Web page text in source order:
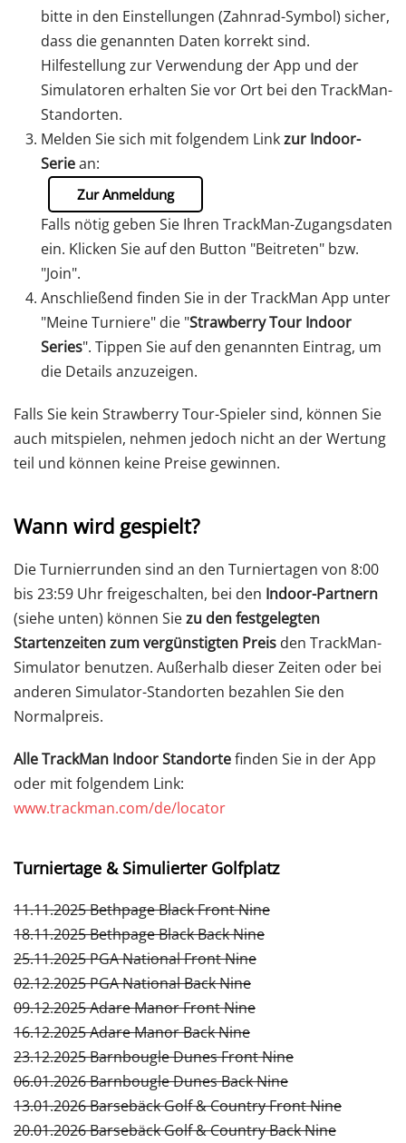
bitte in den Einstellungen (Zahnrad-Symbol) sicher,
dass die genannten Daten korrekt sind.
Hilfestellung zur Verwendung der App und der
Simulatoren erhalten Sie vor Ort bei den TrackMan-
Standorten.
Melden Sie sich mit folgendem Linkzur Indoor-
Seriean:
Zur Anmeldung
Falls nötig geben Sie Ihren TrackMan-Zugangsdaten
ein. Klicken Sie auf den Button "Beitreten" bzw.
"Join".
Anschließend finden Sie in der TrackMan App unter
"Meine Turniere" die "Strawberry Tour Indoor
Series". Tippen Sie auf den genannten Eintrag, um
die Details anzuzeigen.
Falls Sie kein Strawberry Tour-Spieler sind, können Sie
auch mitspielen, nehmen jedoch nicht an der Wertung
teil und können keine Preise gewinnen.
Wann wird gespielt?
Die Turnierrunden sind an den Turniertagen von 8:00
bis 23:59 Uhr freigeschalten, bei den Indoor-Partnern
(siehe unten) können Siezu den festgelegten
Startenzeiten zum vergünstigten Preis den TrackMan-
Simulator benutzen. Außerhalb dieser Zeiten oder bei
anderen Simulator-Standorten bezahlen Sie den
Normalpreis.
Alle TrackMan Indoor Standortefinden Sie in der App
oder mit folgendem Link:
www.trackman.com/de/locator
Turniertage & Simulierter Golfplatz
11.11.2025 Bethpage Black Front Nine
18.11.2025 Bethpage Black Back Nine
25.11.2025 PGA National Front Nine
02.12.2025 PGA National Back Nine
09.12.2025 Adare Manor Front Nine
16.12.2025 Adare Manor Back Nine
23.12.2025 Barnbougle Dunes Front Nine
06.01.2026 Barnbougle Dunes Back Nine
13.01.2026 Barsebäck Golf & Country Front Nine
20.01.2026 Barsebäck Golf & Country Back Nine